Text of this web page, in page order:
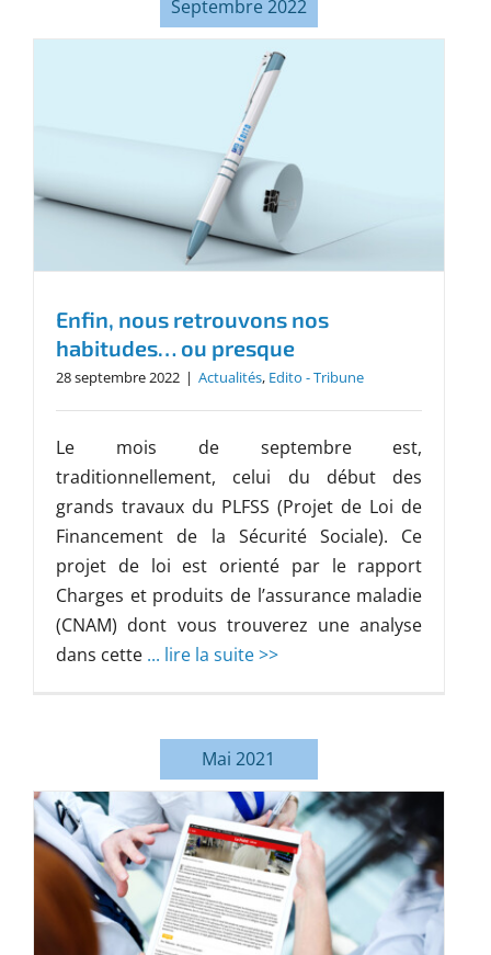
Septembre 2022
Enfin, nous retrouvons nos
habitudes… ou presque
28 septembre 2022 | Actualités, Edito - Tribune
Le mois de septembre est,
traditionnellement, celui du début des
grands travaux du PLFSS (Projet de Loi de
Financement de la Sécurité Sociale). Ce
projet de loi est orienté par le rapport
Charges et produits de l’assurance maladie
(CNAM) dont vous trouverez une analyse
dans cette ... lire la suite >>
Mai 2021